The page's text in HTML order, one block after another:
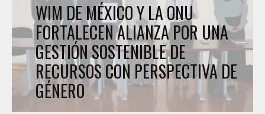
WIM DE MÉXICO Y LA ONU
FORTALECEN ALIANZA POR UNA
GESTIÓN SOSTENIBLE DE
RECURSOS CON PERSPECTIVA DE
GÉNERO